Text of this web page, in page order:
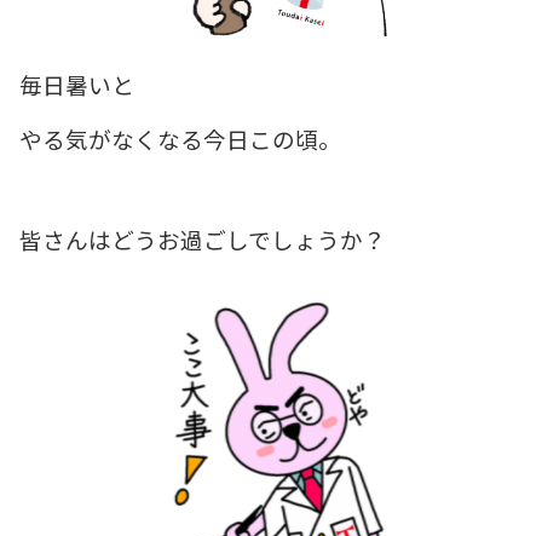
毎日暑いと
やる気がなくなる今日この頃。
皆さんはどうお過ごしでしょうか？